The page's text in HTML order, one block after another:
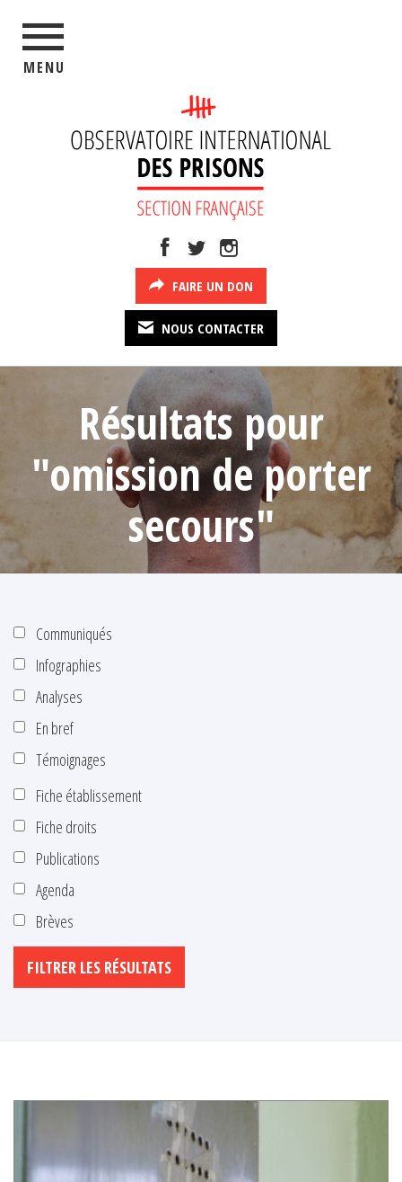
MENU
FAIRE UN DON
NOUS CONTACTER
Résultats pour
"omission de porter
secours"
Communiqués
Infographies
Analyses
En bref
Témoignages
Fiche établissement
Fiche droits
Publications
Agenda
Brèves